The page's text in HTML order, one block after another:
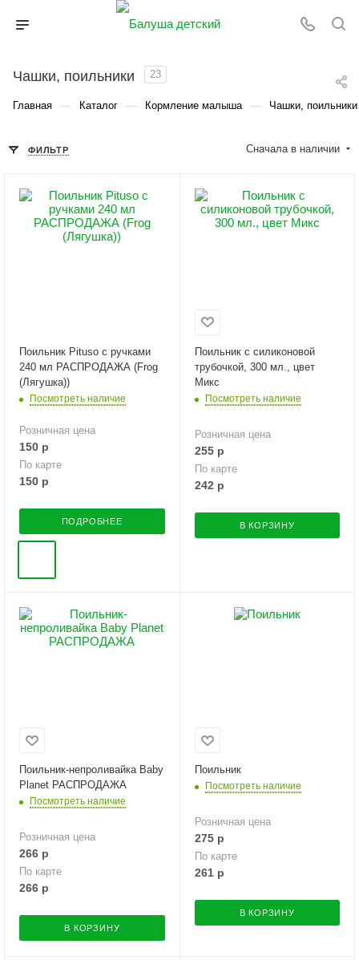
Чашки, поильники 23
Главная — Каталог — Кормление малыша — Чашки, поильники
ФИЛЬТР Сначала в наличии
Поильник Pituso с ручками
240 мл РАСПРОДАЖА (Frog
(Лягушка))
Посмотреть наличие
Розничная цена
150 р
По карте
150 р
ПОДРОБНЕЕ
Поильник с силиконовой
трубочкой, 300 мл., цвет
Микс
Посмотреть наличие
Розничная цена
255р
По карте
242 р
В КОРЗИНУ
Поильник-непроливайка Baby
Planet РАСПРОДАЖА
Посмотреть наличие
Розничная цена
266 р
По карте
266 р
В КОРЗИНУ
Поильник
Посмотреть наличие
Розничная цена
275р
По карте
261р
В КОРЗИНУ